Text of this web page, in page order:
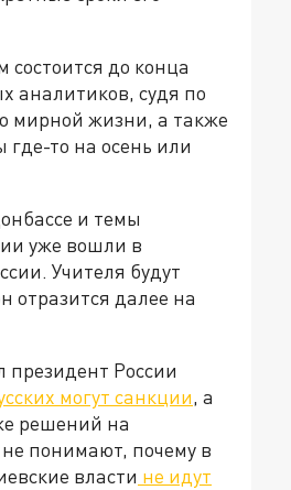
до конца
аналитиков, судя по
мирной жизни, а также
то на осень или
и темы
уже вошли в
Учителя будут
отразится далее на
России
могут санкции, а
решений на
понимают, почему в
власти не идут